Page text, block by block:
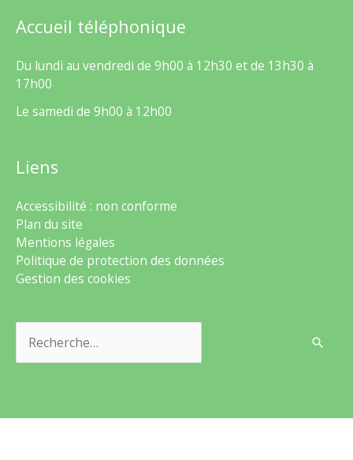
Accueil téléphonique
Du lundi au vendredi de 9h00 à 12h30 et de 13h30 à
17h00
Le samedi de 9h00 à 12h00
Liens
Accessibilité : non conforme
Plan du site
Mentions légales
Politique de protection des données
Gestion des cookies